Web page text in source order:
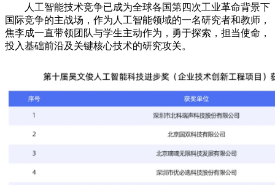
人工智能技术竞争已成为全球各国第四次工业革命背景下
国际竞争的主战场，作为人工智能领域的一名研究者和教师，
焦李成一直带领团队与学生主动作为，勇于探索，担当使命，
投入基础前沿及关键核心技术的研究攻关。